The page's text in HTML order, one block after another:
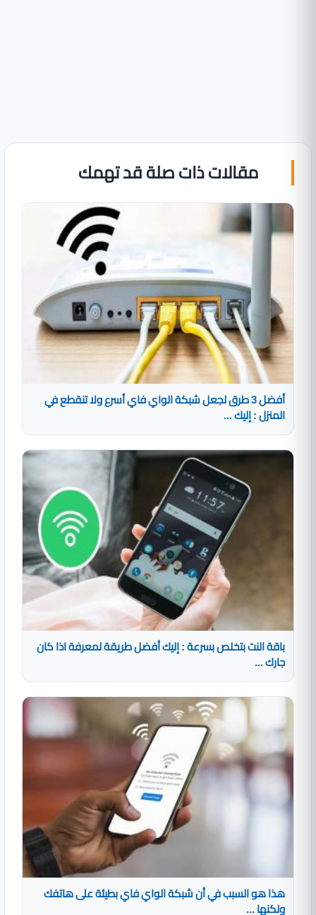
مقالات ذات صلة قد تهمك
أفضل 3 طرق لجعل شبكة الواي فاي أسرع ولا تنقطع في
المنزل : إليك ...
باقة النت بتخلص بسرعة : إليك أفضل طريقة لمعرفة اذا كان
جارك ...
هذا هو السبب في أن شبكة الواي فاي بطيئة على هاتفك
ولكنها ...